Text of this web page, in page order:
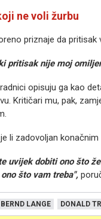
ne voli žurbu
priznaje da pritisak
pritisak nije moj
opisuju ga kao
Kritičari mu, pak,
li zadovoljan
uvijek dobiti ono što
što vam treba",
BERND LANGE DONALD